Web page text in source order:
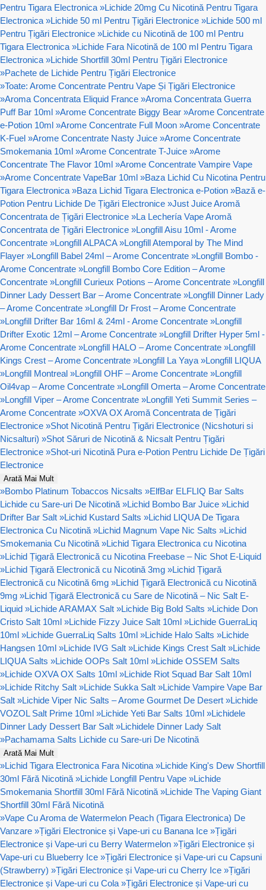
Pentru Tigara Electronica »Lichide 20mg Cu Nicotină Pentru Tigara
Electronica »Lichide 50 ml Pentru Țigări Electronice »Lichide 500 ml
Pentru Țigări Electronice »Lichide cu Nicotină de 100 ml Pentru
Tigara Electronica »Lichide Fara Nicotină de 100 ml Pentru Tigara
Electronica »Lichide Shortfill 30ml Pentru Țigări Electronice
»Pachete de Lichide Pentru Țigări Electronice
»Toate: Arome Concentrate Pentru Vape Și Țigări Electronice
»Aroma Concentrata Eliquid France »Aroma Concentrata Guerra
Puff Bar 10ml »Arome Concentrate Biggy Bear »Arome Concentrate
e-Potion 10ml »Arome Concentrate Full Moon »Arome Concentrate
K-Fuel »Arome Concentrate Nasty Juice »Arome Concentrate
Smokemania 10ml »Arome Concentrate T-Juice »Arome
Concentrate The Flavor 10ml »Arome Concentrate Vampire Vape
»Arome Concentrate VapeBar 10ml »Baza Lichid Cu Nicotina Pentru
Tigara Electronica »Baza Lichid Tigara Electronica e-Potion »Bază e-
Potion Pentru Lichide De Țigări Electronice »Just Juice Aromă
Concentrata de Țigări Electronice »La Lechería Vape Aromă
Concentrata de Țigări Electronice »Longfill Aisu 10ml - Arome
Concentrate »Longfill ALPACA »Longfill Atemporal by The Mind
Flayer »Longfill Babel 24ml – Arome Concentrate »Longfill Bombo -
Arome Concentrate »Longfill Bombo Core Edition – Arome
Concentrate »Longfill Curieux Potions – Arome Concentrate »Longfill
Dinner Lady Dessert Bar – Arome Concentrate »Longfill Dinner Lady
– Arome Concentrate »Longfill Dr Frost – Arome Concentrate
»Longfill Drifter Bar 16ml & 24ml - Arome Concentrate »Longfill
Drifter Exotic 12ml – Arome Concentrate »Longfill Drifter Hyper 5ml -
Arome Concentrate »Longfill HALO – Arome Concentrate »Longfill
Kings Crest – Arome Concentrate »Longfill La Yaya »Longfill LIQUA
»Longfill Montreal »Longfill OHF – Arome Concentrate »Longfill
Oil4vap – Arome Concentrate »Longfill Omerta – Arome Concentrate
»Longfill Viper – Arome Concentrate »Longfill Yeti Summit Series –
Arome Concentrate »OXVA OX Aromă Concentrata de Țigări
Electronice »Shot Nicotină Pentru Țigări Electronice (Nicshoturi si
Nicsalturi) »Shot Săruri de Nicotină & Nicsalt Pentru Țigări
Electronice »Shot-uri Nicotină Pura e-Potion Pentru Lichide De Țigări
Electronice
Arată Mai Mult
»Bombo Platinum Tobaccos Nicsalts »ElfBar ELFLIQ Bar Salts
Lichide cu Sare-uri De Nicotină »Lichid Bombo Bar Juice »Lichid
Drifter Bar Salt »Lichid Kustard Salts »Lichid LIQUA De Tigara
Electronica Cu Nicotină »Lichid Magnum Vape Nic Salts »Lichid
Smokemania Cu Nicotină »Lichid Tigara Electronica cu Nicotina
»Lichid Țigară Electronică cu Nicotina Freebase – Nic Shot E-Liquid
»Lichid Țigară Electronică cu Nicotină 3mg »Lichid Țigară
Electronică cu Nicotină 6mg »Lichid Țigară Electronică cu Nicotină
9mg »Lichid Țigară Electronică cu Sare de Nicotină – Nic Salt E-
Liquid »Lichide ARAMAX Salt »Lichide Big Bold Salts »Lichide Don
Cristo Salt 10ml »Lichide Fizzy Juice Salt 10ml »Lichide GuerraLiq
10ml »Lichide GuerraLiq Salts 10ml »Lichide Halo Salts »Lichide
Hangsen 10ml »Lichide IVG Salt »Lichide Kings Crest Salt »Lichide
LIQUA Salts »Lichide OOPs Salt 10ml »Lichide OSSEM Salts
»Lichide OXVA OX Salts 10ml »Lichide Riot Squad Bar Salt 10ml
»Lichide Ritchy Salt »Lichide Sukka Salt »Lichide Vampire Vape Bar
Salt »Lichide Viper Nic Salts – Arome Gourmet De Desert »Lichide
VOZOL Salt Prime 10ml »Lichide Yeti Bar Salts 10ml »Lichidele
Dinner Lady Dessert Bar Salt »Lichidele Dinner Lady Salt
»Pachamama Salts Lichide cu Sare-uri De Nicotină
Arată Mai Mult
»Lichid Tigara Electronica Fara Nicotina »Lichide King's Dew Shortfill
30ml Fără Nicotină »Lichide Longfill Pentru Vape »Lichide
Smokemania Shortfill 30ml Fără Nicotină »Lichide The Vaping Giant
Shortfill 30ml Fără Nicotină
»Vape Cu Aroma de Watermelon Peach (Tigara Electronica) De
Vanzare »Țigări Electronice și Vape-uri cu Banana Ice »Țigări
Electronice și Vape-uri cu Berry Watermelon »Țigări Electronice și
Vape-uri cu Blueberry Ice »Țigări Electronice și Vape-uri cu Capsuni
(Strawberry) »Țigări Electronice și Vape-uri cu Cherry Ice »Țigări
Electronice și Vape-uri cu Cola »Țigări Electronice și Vape-uri cu